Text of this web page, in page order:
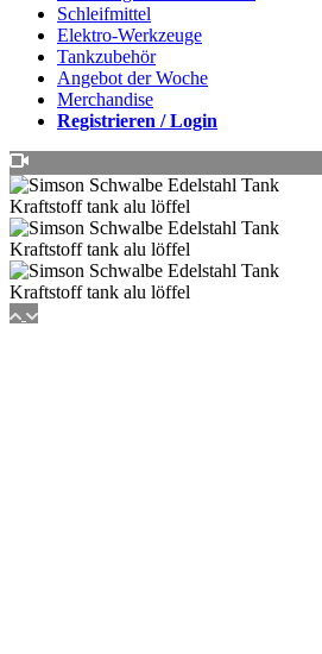
Schleifmittel
Elektro-Werkzeuge
Tankzubehör
Angebot der Woche
Merchandise
Registrieren / Login